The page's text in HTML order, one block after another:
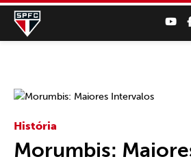
História
Morumbis: